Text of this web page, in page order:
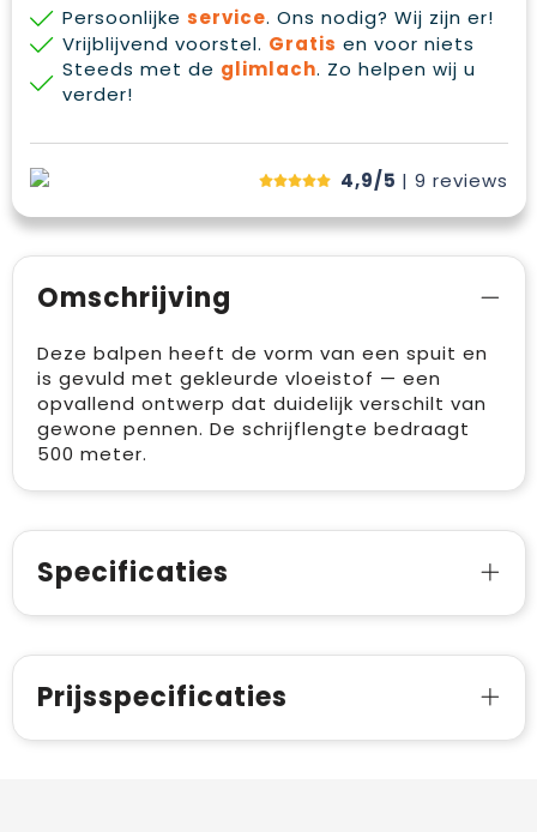
Persoonlijke service. Ons nodig? Wij zijn er!
Vrijblijvend voorstel. Gratis en voor niets
Steeds met de glimlach. Zo helpen wij u
verder!
4,9/5 | 9 reviews
Omschrijving
Deze balpen heeft de vorm van een spuit en
is gevuld met gekleurde vloeistof — een
opvallend ontwerp dat duidelijk verschilt van
gewone pennen. De schrijflengte bedraagt
500 meter.
Specificaties
Prijsspecificaties